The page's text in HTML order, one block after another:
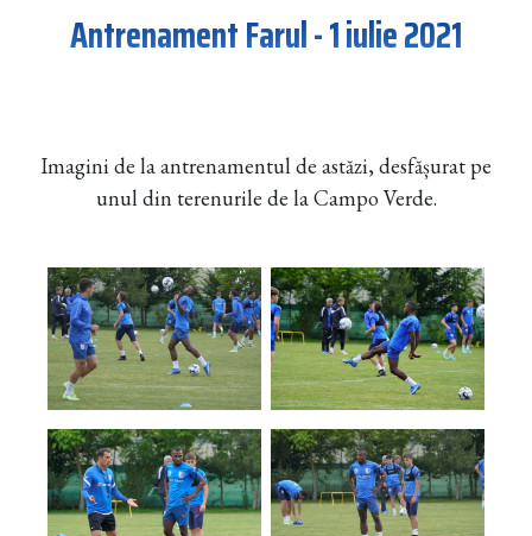
Antrenament Farul - 1 iulie 2021
Imagini de la antrenamentul de astăzi, desfășurat pe
unul din terenurile de la Campo Verde.